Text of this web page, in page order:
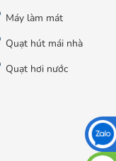
Máy làm mát
Quạt hút mái nhà
Quạt hơi nước